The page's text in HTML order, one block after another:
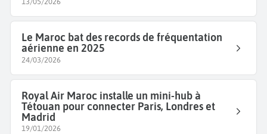
Le Maroc bat des records de fréquentation
aérienne en 2025
24/03/2026
Royal Air Maroc installe un mini-hub à
Tétouan pour connecter Paris, Londres et
Madrid
19/01/2026